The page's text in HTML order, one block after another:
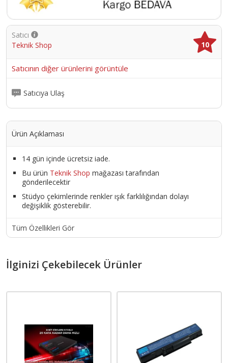
Satıcı
Teknik Shop
10
Satıcının diğer ürünlerini görüntüle
Satıcıya Ulaş
Ürün Açıklaması
14 gün içinde ücretsiz iade.
Bu ürün Teknik Shop mağazası tarafından
gönderilecektir
Stüdyo çekimlerinde renkler ışık farklılığından dolayı
değişiklik gösterebilir.
Tüm Özellikleri Gör
İlginizi Çekebilecek Ürünler